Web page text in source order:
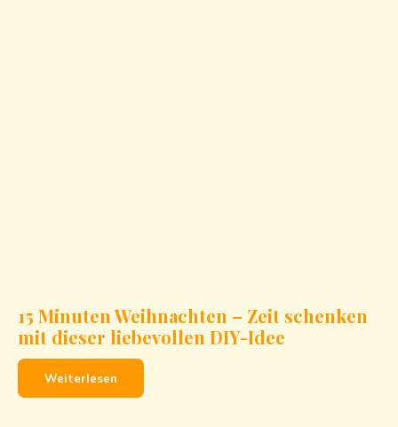
15 Minuten Weihnachten – Zeit schenken
mit dieser liebevollen DIY-Idee
Weiterlesen